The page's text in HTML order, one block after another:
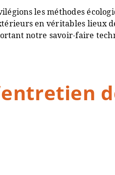
les méthodes
en véritables lieux
notre savoir-faire